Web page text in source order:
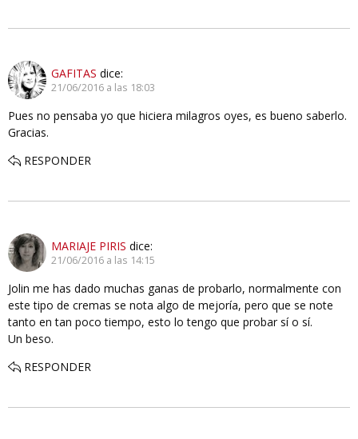
GAFITAS dice:
21/06/2016 a las 18:03
Pues no pensaba yo que hiciera milagros oyes, es bueno saberlo.
Gracias.
RESPONDER
MARIAJE PIRIS dice:
21/06/2016 a las 14:15
Jolin me has dado muchas ganas de probarlo, normalmente con
este tipo de cremas se nota algo de mejoría, pero que se note
tanto en tan poco tiempo, esto lo tengo que probar sí o sí.
Un beso.
RESPONDER